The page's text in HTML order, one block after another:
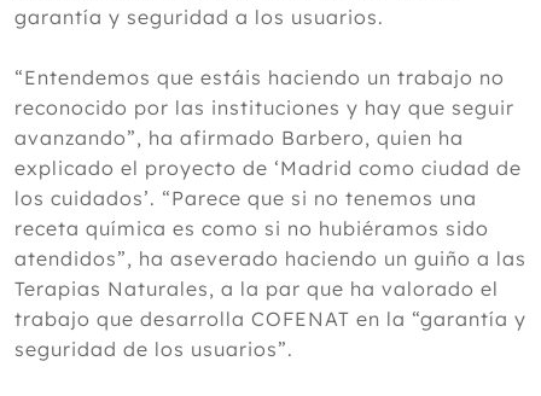
garantía y seguridad a los usuarios.
“Entendemos que estáis haciendo un trabajo no
reconocido por las instituciones y hay que seguir
avanzando”, ha afirmado Barbero, quien ha
explicado el proyecto de ‘Madrid como ciudad de
los cuidados’. “Parece que si no tenemos una
receta química es como si no hubiéramos sido
atendidos”, ha aseverado haciendo un guiño a las
Terapias Naturales, a la par que ha valorado el
trabajo que desarrolla COFENAT en la “garantía y
seguridad de los usuarios”.